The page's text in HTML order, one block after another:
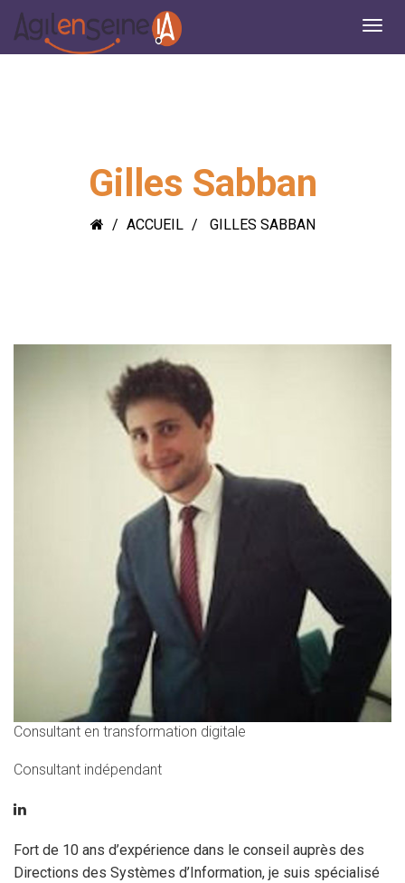
Gilles Sabban
ACCUEIL GILLES SABBAN
Consultant en transformation digitale
Consultant indépendant
Fort de 10 ans d’expérience dans le conseil auprès des
Directions des Systèmes d’Information, je suis spécialisé